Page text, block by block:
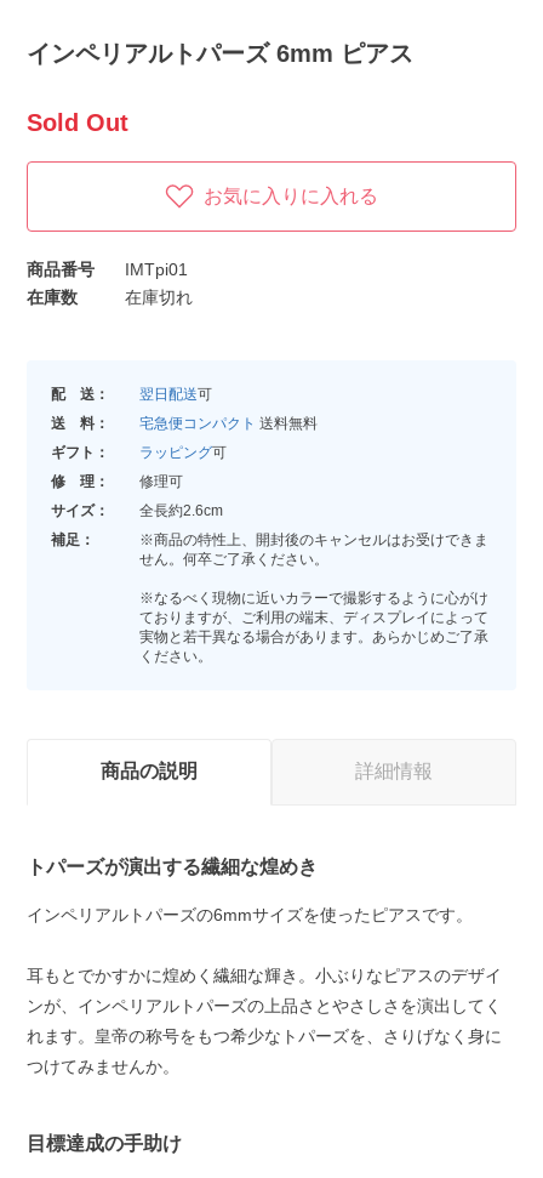
インペリアルトパーズ 6mm ピアス
Sold Out
お気に入りに入れる
商品番号
IMTpi01
在庫数
在庫切れ
配 送： 翌日配送可
送 料：
宅急便コンパクト 送料無料
ギフト：
ラッピング可
修 理：
修理可
サイズ：
全長約2.6cm
補足：
※商品の特性上、開封後のキャンセルはお受けできま
せん。何卒ご了承ください。
※なるべく現物に近いカラーで撮影するように心がけ
ておりますが、ご利用の端末、ディスプレイによって
実物と若干異なる場合があります。あらかじめご了承
ください。
商品の説明 詳細情報
トパーズが演出する繊細な煌めき
インペリアルトパーズの6mmサイズを使ったピアスです。
耳もとでかすかに煌めく繊細な輝き。小ぶりなピアスのデザイ
ンが、インペリアルトパーズの上品さとやさしさを演出してく
れます。皇帝の称号をもつ希少なトパーズを、さりげなく身に
つけてみませんか。
目標達成の手助け